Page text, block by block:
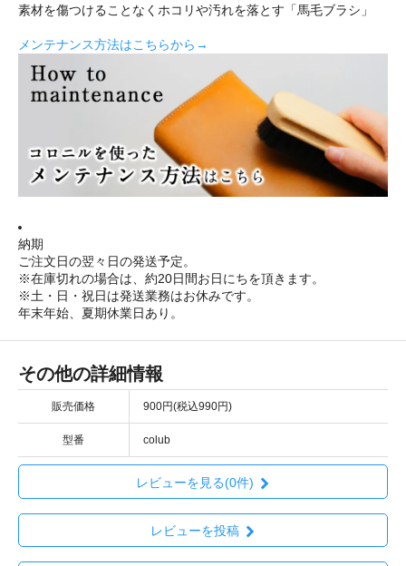
素材を傷つけることなくホコリや汚れを落とす「馬毛ブラシ」
メンテナンス方法はこちらから→
納期
ご注文日の翌々日の発送予定。
※在庫切れの場合は、約20日間お日にちを頂きます。
※土・日・祝日は発送業務はお休みです。
年末年始、夏期休業日あり。
その他の詳細情報
販売価格 900円(税込990円)
型番 colub
レビューを見る(0件)
レビューを投稿